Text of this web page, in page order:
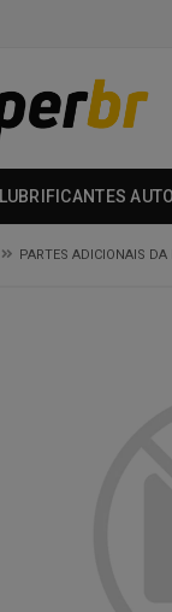
LUBRIFICANTES
PARTES ADICIONAIS